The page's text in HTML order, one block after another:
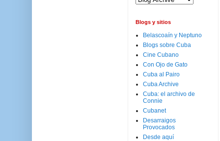
Blogs y sitios
Belascoaín y Neptuno
Blogs sobre Cuba
Cine Cubano
Con Ojo de Gato
Cuba al Pairo
Cuba Archive
Cuba: el archivo de
Connie
Cubanet
Desarraigos
Provocados
Desde aquí